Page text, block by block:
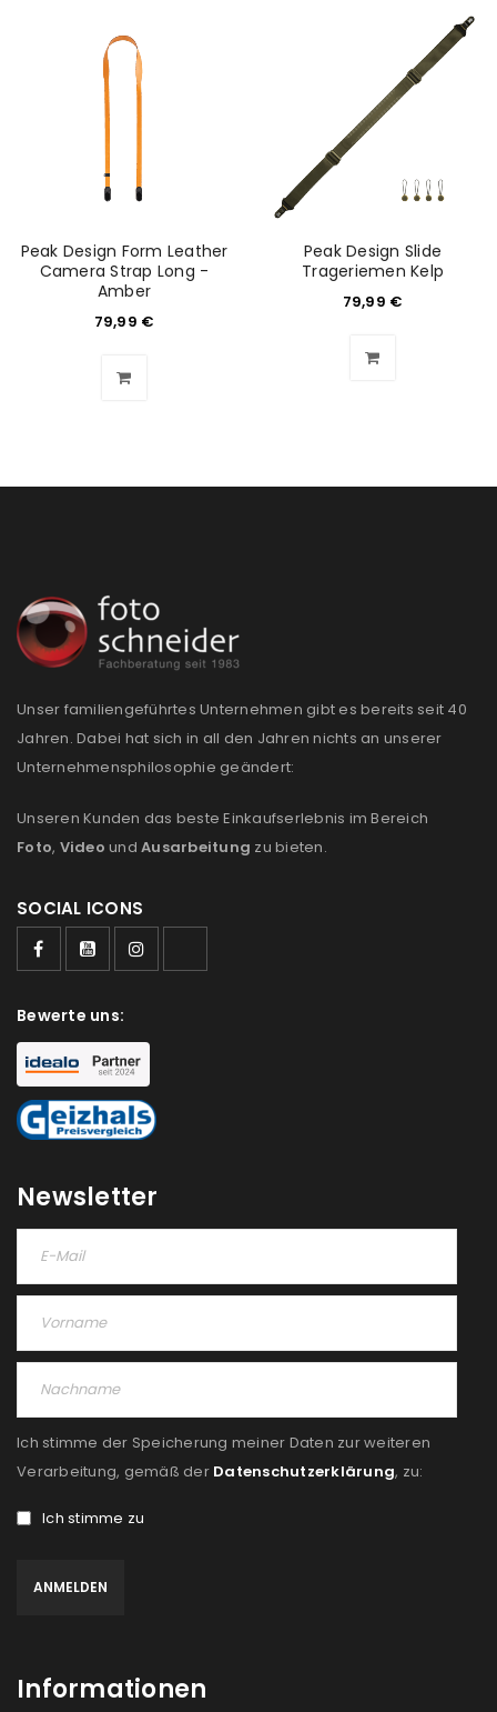
Anmeldeformular geschützt durch
WP Captcha
Angemeldet bleiben
ANMELDEN
E-Mail-Adresse
deine E-Mail-Adresse gesendet.
Please select all the ways you would like to hear from
us
Ich stimme zu
REGISTRIEREN
Peak Design Form Leather
Camera Strap Long -
Amber
79,99 €
Peak Design Slide
Trageriemen Kelp
79,99 €
Unser familiengeführtes Unternehmen gibt es bereits seit 40
Jahren. Dabei hat sich in all den Jahren nichts an unserer
Unternehmensphilosophie geändert:
Unseren Kunden das beste Einkaufserlebnis im Bereich
Foto, Video und Ausarbeitung zu bieten.
SOCIAL ICONS
Bewerte uns:
Newsletter
Ich stimme der Speicherung meiner Daten zur weiteren
Verarbeitung, gemäß der Datenschutzerklärung, zu:
Ich stimme zu
Informationen